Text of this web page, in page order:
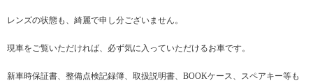
レンズの状態も、綺麗で申し分ございません。
現車をご覧いただければ、必ず気に入っていただけるお車です。
新車時保証書、整備点検記録簿、取扱説明書、BOOKケース、スペアキー等も